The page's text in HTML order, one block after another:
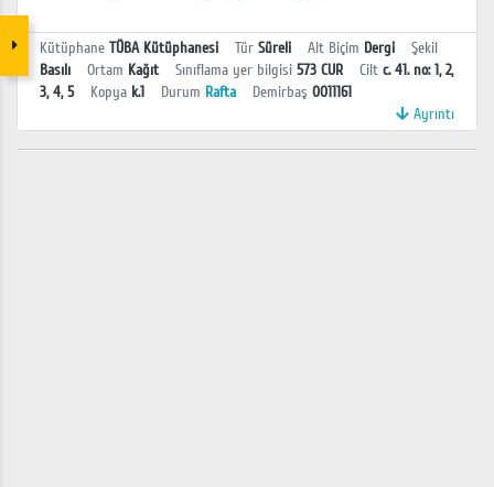
Kütüphane TÜBA Kütüphanesi Tür Süreli Alt Biçim Dergi
Şekil
Basılı
Ortam Kağıt Sınıflama yer bilgisi 573 CUR Cilt c. 41. no: 1, 2,
3, 4, 5
Kopya k.1 Durum Rafta Demirbaş 0011161
Ayrıntı